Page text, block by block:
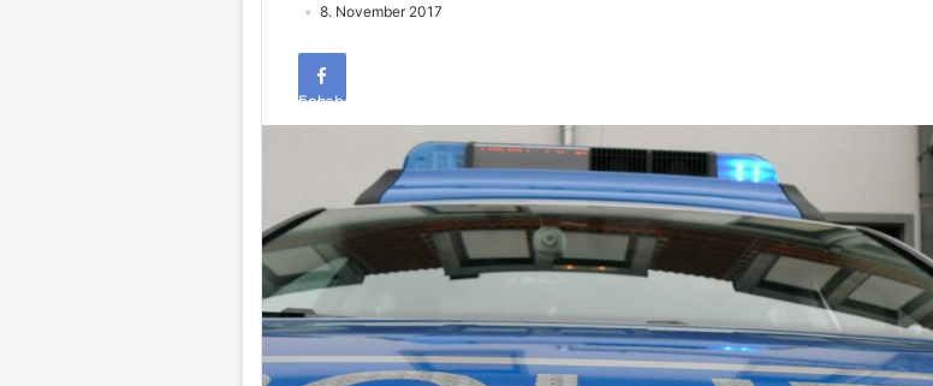
8. November 2017
Facebook